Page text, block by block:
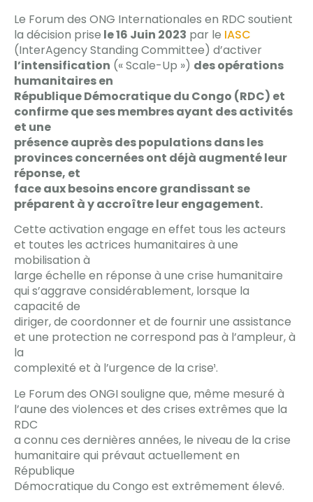
Le Forum des ONG Internationales en RDC soutient
la décision prise le 16 Juin 2023 par le IASC
(InterAgency Standing Committee) d’activer
l’intensification (« Scale-Up ») des opérations
humanitaires en
République Démocratique du Congo (RDC) et
confirme que ses membres ayant des activités
et une
présence auprès des populations dans les
provinces concernées ont déjà augmenté leur
réponse, et
face aux besoins encore grandissant se
préparent à y accroître leur engagement.
Cette activation engage en effet tous les acteurs
et toutes les actrices humanitaires à une
mobilisation à
large échelle en réponse à une crise humanitaire
qui s’aggrave considérablement, lorsque la
capacité de
diriger, de coordonner et de fournir une assistance
et une protection ne correspond pas à l’ampleur, à
la
complexité et à l’urgence de la crise¹.
Le Forum des ONGI souligne que, même mesuré à
l’aune des violences et des crises extrêmes que la
RDC
a connu ces dernières années, le niveau de la crise
humanitaire qui prévaut actuellement en
République
Démocratique du Congo est extrêmement élevé.